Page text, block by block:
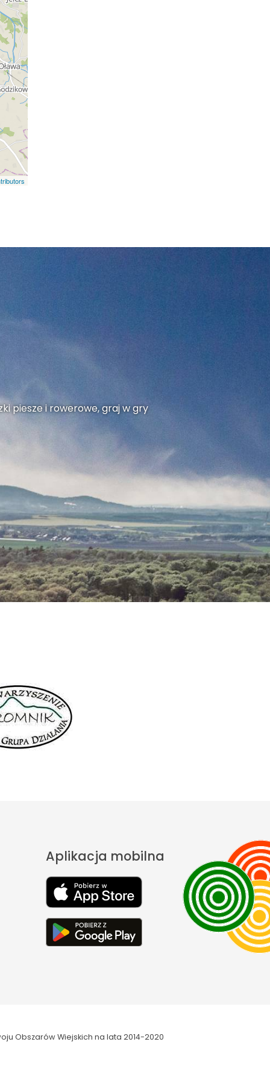
piesze i rowerowe, graj w gry
Aplikacja mobilna
Obszarów Wiejskich na lata 2014-2020